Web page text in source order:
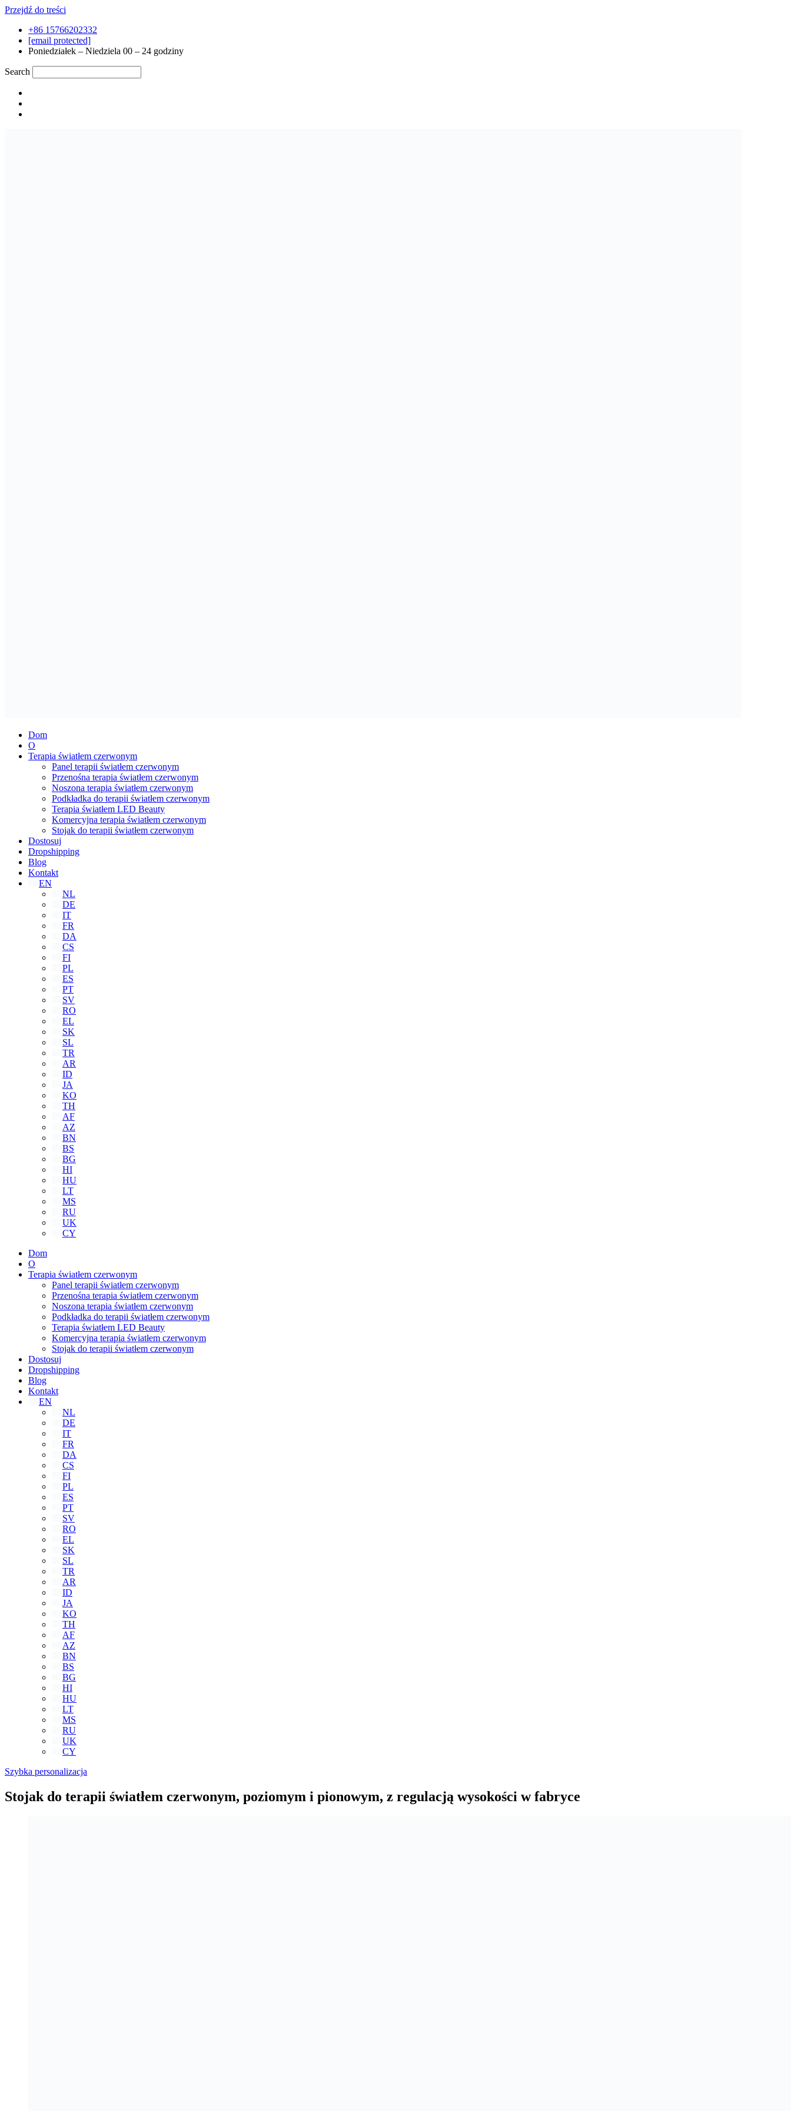
Przejdź do treści
+86 15766202332
[email protected]
Poniedziałek – Niedziela 00 – 24 godziny
Search
Dom
O
Terapia światłem czerwonym
Panel terapii światłem czerwonym
Przenośna terapia światłem czerwonym
Noszona terapia światłem czerwonym
Podkładka do terapii światłem czerwonym
Terapia światłem LED Beauty
Komercyjna terapia światłem czerwonym
Stojak do terapii światłem czerwonym
Dostosuj
Dropshipping
Blog
Kontakt
EN
NL
DE
IT
FR
DA
CS
FI
PL
ES
PT
SV
RO
EL
SK
SL
TR
AR
ID
JA
KO
TH
AF
AZ
BN
BS
BG
HI
HU
LT
MS
RU
UK
CY
Dom
O
Terapia światłem czerwonym
Panel terapii światłem czerwonym
Przenośna terapia światłem czerwonym
Noszona terapia światłem czerwonym
Podkładka do terapii światłem czerwonym
Terapia światłem LED Beauty
Komercyjna terapia światłem czerwonym
Stojak do terapii światłem czerwonym
Dostosuj
Dropshipping
Blog
Kontakt
EN
NL
DE
IT
FR
DA
CS
FI
PL
ES
PT
SV
RO
EL
SK
SL
TR
AR
ID
JA
KO
TH
AF
AZ
BN
BS
BG
HI
HU
LT
MS
RU
UK
CY
Szybka personalizacja
Stojak do terapii światłem czerwonym, poziomym i pionowym, z regulacją wysokości w fabryce